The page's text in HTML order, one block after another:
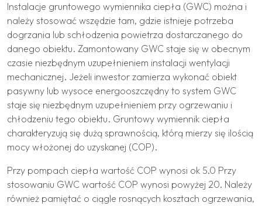
Instalacje gruntowego wymiennika ciepła (GWC) można i
należy stosować wszędzie tam, gdzie istnieje potrzeba
dogrzania lub schłodzenia powietrza dostarczanego do
danego obiektu. Zamontowany GWC staje się w obecnym
czasie niezbędnym uzupełnieniem instalacji wentylacji
mechanicznej. Jeżeli inwestor zamierza wykonać obiekt
pasywny lub wysoce energooszczędny to system GWC
staje się niezbędnym uzupełnieniem przy ogrzewaniu i
chłodzeniu tego obiektu. Gruntowy wymiennik ciepła
charakteryzują się dużą sprawnością, którą mierzy się ilością
mocy włożonej do uzyskanej (COP).
Przy pompach ciepła wartość COP wynosi ok 5.0 Przy
stosowaniu GWC wartość COP wynosi powyżej 20. Należy
również pamiętać o ciągle rosnących kosztach ogrzewania,